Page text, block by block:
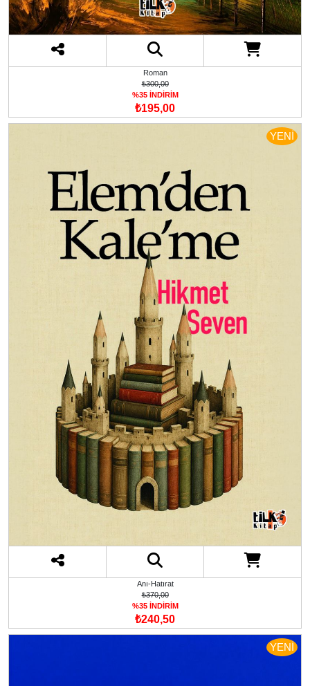
Roman
₺300,00
%35 İNDİRİM
₺195,00
YENİ
Anı-Hatırat
₺370,00
%35 İNDİRİM
₺240,50
YENİ